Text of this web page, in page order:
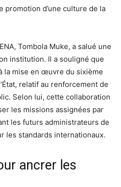
promotion d’une culture de la
Tombola Muke, a salué une
institution. Il a souligné que
la mise en œuvre du sixième
relatif au renforcement de
Selon lui, cette collaboration
les missions assignées par
les futurs administrateurs de
les standards internationaux.
ancrer les